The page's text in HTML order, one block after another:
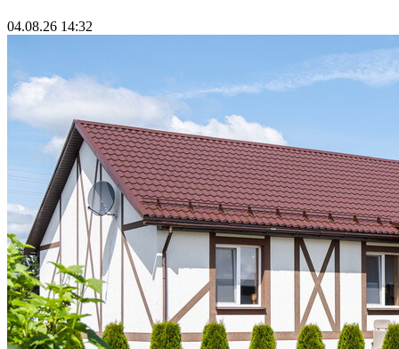
04.08.26 14:32